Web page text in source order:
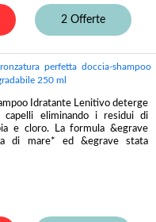
2 Offerte
perfetta doccia-shampoo
250 ml
Idratante Lenitivo deterge
capelli eliminando i residui di
e cloro. La formula &egrave
di mare* ed &egrave stata